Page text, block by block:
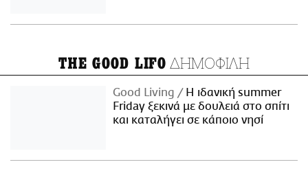
THE GOOD LIFO ΔΗΜΟΦΙΛΗ
Good Living
Η ιδανική summer
Friday ξεκινά με δουλειά στο σπίτι
και καταλήγει σε κάποιο νησί